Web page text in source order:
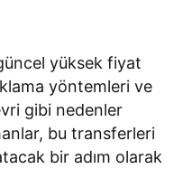
yüksek fiyat
yöntemleri ve
gibi nedenler
bu transferleri
bir adım olarak